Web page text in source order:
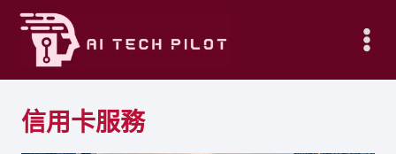
Skip
content
信用卡服務